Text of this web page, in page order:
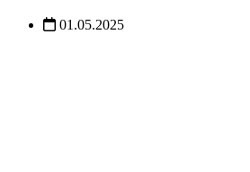
01.05.2025